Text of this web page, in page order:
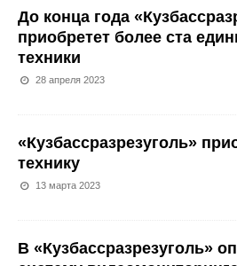
До конца года
приобретет более ста
техники
28 апреля 2023
«Кузбассразрезуголь»
технику
13 марта 2023
В «Кузбассразрезуголь»